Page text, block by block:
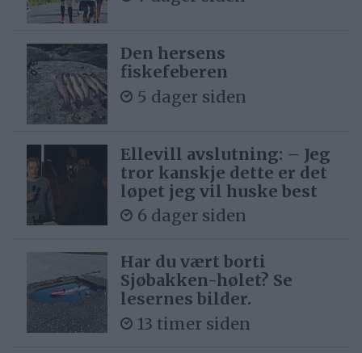
Den hersens
fiskefeberen
5 dager siden
Ellevill avslutning: – Jeg
tror kanskje dette er det
løpet jeg vil huske best
6 dager siden
Har du vært borti
Sjøbakken-hølet? Se
lesernes bilder.
13 timer siden